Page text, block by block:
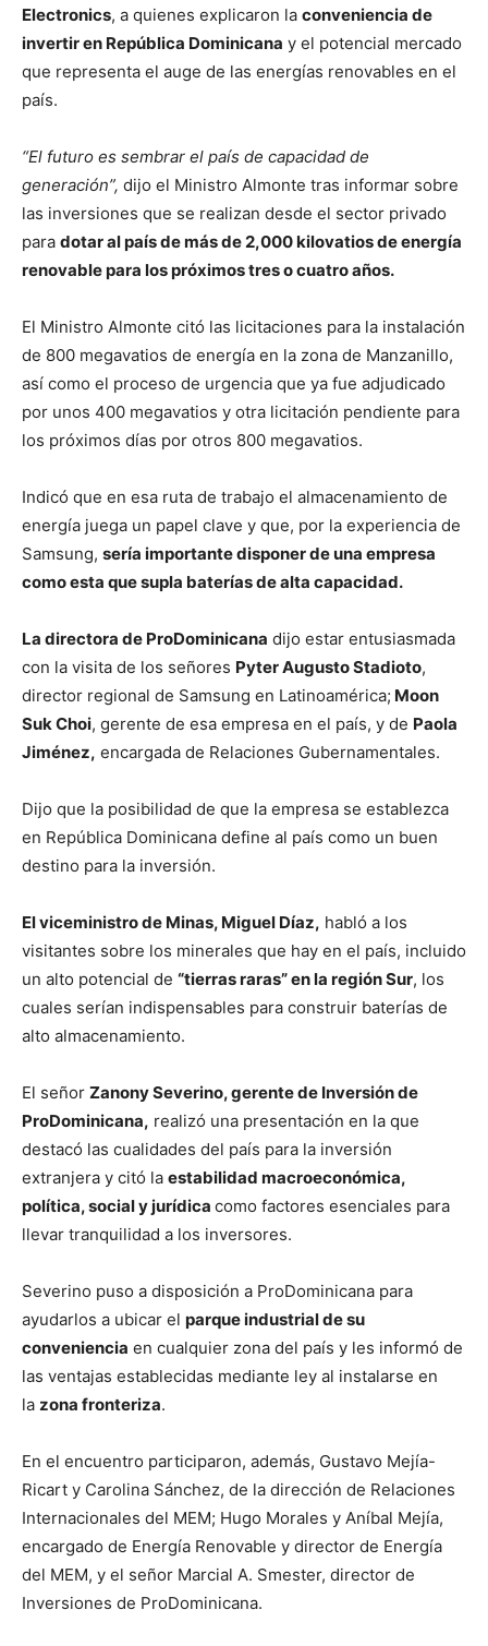
Electronics, a quienes explicaron la conveniencia de
invertir en República Dominicana y el potencial mercado
que representa el auge de las energías renovables en el
país.
“El futuro es sembrar el país de capacidad de
generación”, dijo el Ministro Almonte tras informar sobre
las inversiones que se realizan desde el sector privado
para dotar al país de más de 2,000 kilovatios de energía
renovable para los próximos tres o cuatro años.
El Ministro Almonte citó las licitaciones para la instalación
de 800 megavatios de energía en la zona de Manzanillo,
así como el proceso de urgencia que ya fue adjudicado
por unos 400 megavatios y otra licitación pendiente para
los próximos días por otros 800 megavatios.
Indicó que en esa ruta de trabajo el almacenamiento de
energía juega un papel clave y que, por la experiencia de
Samsung, sería importante disponer de una empresa
como esta que supla baterías de alta capacidad.
La directora de ProDominicana dijo estar entusiasmada
con la visita de los señores Pyter Augusto Stadioto,
director regional de Samsung en Latinoamérica; Moon
Suk Choi, gerente de esa empresa en el país, y de Paola
Jiménez, encargada de Relaciones Gubernamentales.
Dijo que la posibilidad de que la empresa se establezca
en República Dominicana define al país como un buen
destino para la inversión.
El viceministro de Minas, Miguel Díaz, habló a los
visitantes sobre los minerales que hay en el país, incluido
un alto potencial de “tierras raras” en la región Sur, los
cuales serían indispensables para construir baterías de
alto almacenamiento.
El señor Zanony Severino, gerente de Inversión de
ProDominicana, realizó una presentación en la que
destacó las cualidades del país para la inversión
extranjera y citó la estabilidad macroeconómica,
política, social y jurídica como factores esenciales para
llevar tranquilidad a los inversores.
Severino puso a disposición a ProDominicana para
ayudarlos a ubicar el parque industrial de su
conveniencia en cualquier zona del país y les informó de
las ventajas establecidas mediante ley al instalarse en
la zona fronteriza.
En el encuentro participaron, además, Gustavo Mejía-
Ricart y Carolina Sánchez, de la dirección de Relaciones
Internacionales del MEM; Hugo Morales y Aníbal Mejía,
encargado de Energía Renovable y director de Energía
del MEM, y el señor Marcial A. Smester, director de
Inversiones de ProDominicana.